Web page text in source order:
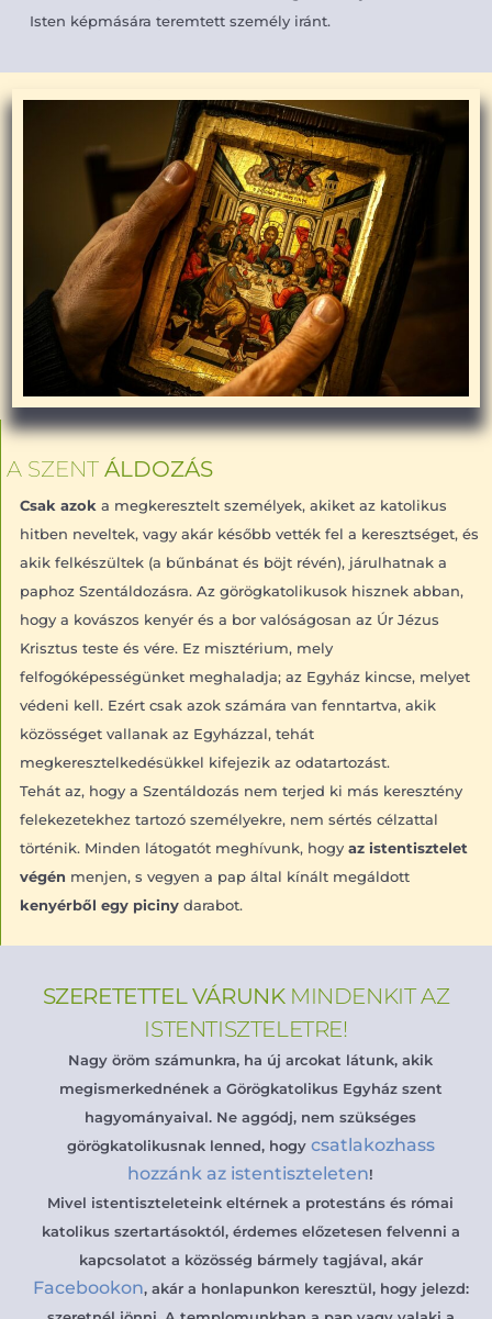
Isten képmására teremtett személy iránt.
A SZENT ÁLDOZÁS
Csak azok a megkeresztelt személyek, akiket az katolikus
hitben neveltek, vagy akár később vették fel a keresztséget, és
akik felkészültek (a bűnbánat és böjt révén), járulhatnak a
paphoz Szentáldozásra. Az görögkatolikusok hisznek abban,
hogy a kovászos kenyér és a bor valóságosan az Úr Jézus
Krisztus teste és vére. Ez misztérium, mely
felfogóképességünket meghaladja; az Egyház kincse, melyet
védeni kell. Ezért csak azok számára van fenntartva, akik
közösséget vallanak az Egyházzal, tehát
megkeresztelkedésükkel kifejezik az odatartozást.
Tehát az, hogy a Szentáldozás nem terjed ki más keresztény
felekezetekhez tartozó személyekre, nem sértés célzattal
történik. Minden látogatót meghívunk, hogy az istentisztelet
végén menjen, s vegyen a pap által kínált megáldott
kenyérből egy piciny darabot.
SZERETETTEL VÁRUNK MINDENKIT AZ
ISTENTISZTELETRE!
Nagy öröm számunkra, ha új arcokat látunk, akik
megismerkednének a Görögkatolikus Egyház szent
hagyományaival. Ne aggódj, nem szükséges
görögkatolikusnak lenned, hogy csatlakozhass
hozzánk az istentiszteleten!
Mivel istentiszteleteink eltérnek a protestáns és római
katolikus szertartásoktól, érdemes előzetesen felvenni a
kapcsolatot a közösség bármely tagjával, akár
Facebookon, akár a honlapunkon keresztül, hogy jelezd: